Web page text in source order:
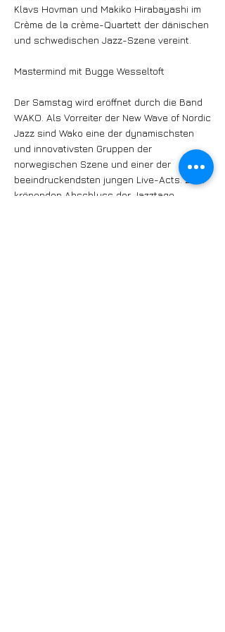
Klavs Hovman und Makiko Hirabayashi im
Crème de la crème-Quartett der dänischen
und schwedischen Jazz-Szene vereint.
Mastermind mit Bugge Wesseltoft
Der Samstag wird eröffnet durch die Band
WAKO. Als Vorreiter der New Wave of Nordic
Jazz sind Wako eine der dynamischsten
und innovativsten Gruppen der
norwegischen Szene und einer der
beeindruckendsten jungen Live-Acts. Zum
krönenden Abschluss der Jazztage